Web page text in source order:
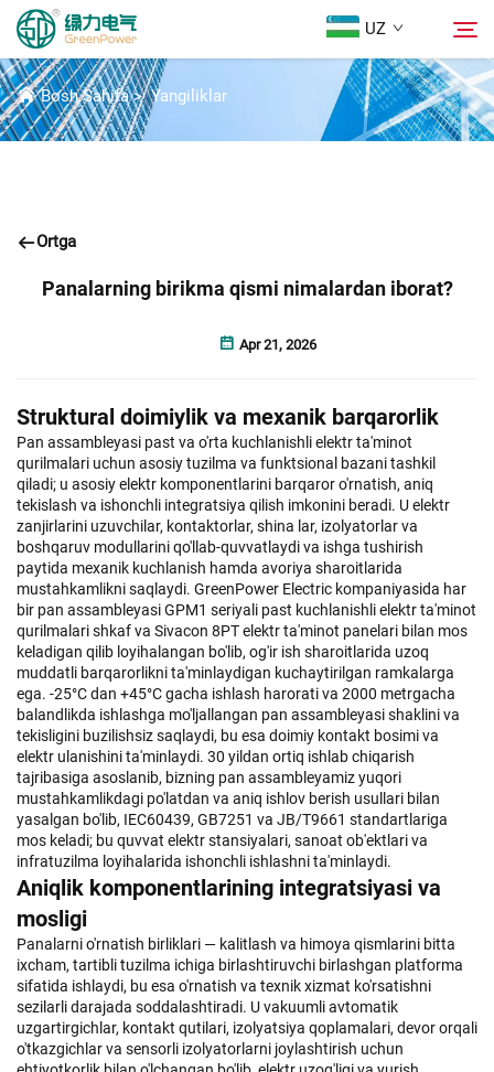
UZ
Mahsulotlar
Yuklab Olish
Biz bilan bog'lanish
YANGILIKLAR
Bosh Sahifa>Yangiliklar
Ortga
Panalarning birikma qismi nimalardan iborat?
Apr 21, 2026
Struktural doimiylik va mexanik barqarorlik
Pan assambleyasi past va o'rta kuchlanishli elektr ta'minot
qurilmalari uchun asosiy tuzilma va funktsional bazani tashkil
qiladi; u asosiy elektr komponentlarini barqaror o'rnatish, aniq
tekislash va ishonchli integratsiya qilish imkonini beradi. U elektr
zanjirlarini uzuvchilar, kontaktorlar, shina lar, izolyatorlar va
boshqaruv modullarini qo'llab-quvvatlaydi va ishga tushirish
paytida mexanik kuchlanish hamda avoriya sharoitlarida
mustahkamlikni saqlaydi. GreenPower Electric kompaniyasida har
bir pan assambleyasi GPM1 seriyali past kuchlanishli elektr ta'minot
qurilmalari shkaf va Sivacon 8PT elektr ta'minot panelari bilan mos
keladigan qilib loyihalangan bo'lib, og'ir ish sharoitlarida uzoq
muddatli barqarorlikni ta'minlaydigan kuchaytirilgan ramkalarga
ega. -25°C dan +45°C gacha ishlash harorati va 2000 metrgacha
balandlikda ishlashga mo'ljallangan pan assambleyasi shaklini va
tekisligini buzilishsiz saqlaydi, bu esa doimiy kontakt bosimi va
elektr ulanishini ta'minlaydi. 30 yildan ortiq ishlab chiqarish
tajribasiga asoslanib, bizning pan assambleyamiz yuqori
mustahkamlikdagi po'latdan va aniq ishlov berish usullari bilan
yasalgan bo'lib, IEC60439, GB7251 va JB/T9661 standartlariga
mos keladi; bu quvvat elektr stansiyalari, sanoat ob'ektlari va
infratuzilma loyihalarida ishonchli ishlashni ta'minlaydi.
Aniqlik komponentlarining integratsiyasi va
mosligi
Panalarni o'rnatish birliklari — kalitlash va himoya qismlarini bitta
ixcham, tartibli tuzilma ichiga birlashtiruvchi birlashgan platforma
sifatida ishlaydi, bu esa o'rnatish va texnik xizmat ko'rsatishni
sezilarli darajada soddalashtiradi. U vakuumli avtomatik
uzgartirgichlar, kontakt qutilari, izolyatsiya qoplamalari, devor orqali
o'tkazgichlar va sensorli izolyatorlarni joylashtirish uchun